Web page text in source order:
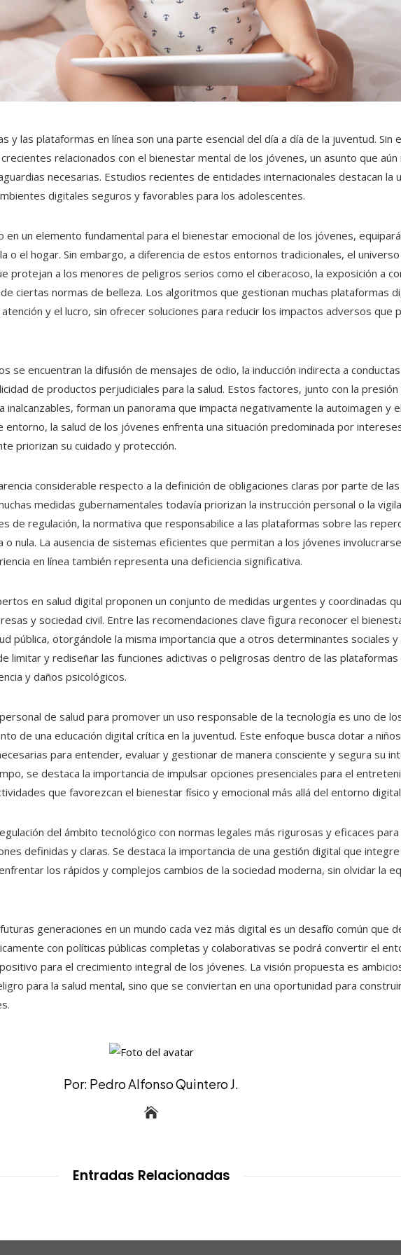
y las plataformas en línea son una parte esencial del día a día de la juventud. Sin
relacionados con el bienestar mental de los jóvenes, un asunto que aún
necesarias. Estudios recientes de entidades internacionales destacan la
digitales seguros y favorables para los adolescentes.
en un elemento fundamental para el bienestar emocional de los jóvenes,
o el hogar. Sin embargo, a diferencia de estos entornos tradicionales, el universo
protejan a los menores de peligros serios como el ciberacoso, la exposición a
ciertas normas de belleza. Los algoritmos que gestionan muchas plataformas
y el lucro, sin ofrecer soluciones para reducir los impactos adversos que
se encuentran la difusión de mensajes de odio, la inducción indirecta a conductas
de productos perjudiciales para la salud. Estos factores, junto con la presión
forman un panorama que impacta negativamente la autoimagen y
entorno, la salud de los jóvenes enfrenta una situación predominada por
priorizan su cuidado y protección.
considerable respecto a la definición de obligaciones claras por parte de
medidas gubernamentales todavía priorizan la instrucción personal o la
de regulación, la normativa que responsabilice a las plataformas sobre las
nula. La ausencia de sistemas eficientes que permitan a los jóvenes
en línea también representa una deficiencia significativa.
en salud digital proponen un conjunto de medidas urgentes y coordinadas
y sociedad civil. Entre las recomendaciones clave figura reconocer el
pública, otorgándole la misma importancia que a otros determinantes sociales y
limitar y rediseñar las funciones adictivas o peligrosas dentro de las
y daños psicológicos.
de salud para promover un uso responsable de la tecnología es uno de
de una educación digital crítica en la juventud. Este enfoque busca dotar a
para entender, evaluar y gestionar de manera consciente y segura su
se destaca la importancia de impulsar opciones presenciales para el
que favorezcan el bienestar físico y emocional más allá del entorno
del ámbito tecnológico con normas legales más rigurosas y eficaces
definidas y claras. Se destaca la importancia de una gestión digital que integre
los rápidos y complejos cambios de la sociedad moderna, sin olvidar la
generaciones en un mundo cada vez más digital es un desafío común que
con políticas públicas completas y colaborativas se podrá convertir el
para el crecimiento integral de los jóvenes. La visión propuesta es
para la salud mental, sino que se conviertan en una oportunidad para
Por: Pedro Alfonso Quintero J.
Entradas Relacionadas